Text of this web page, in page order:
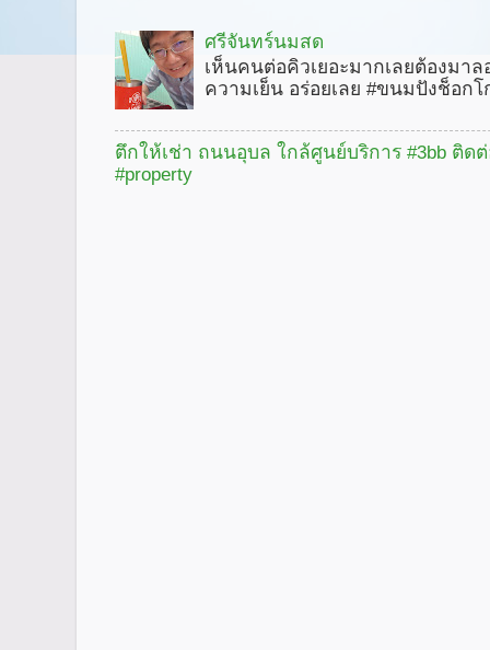
ศรีจันทร์นมสด
เห็นคนต่อคิวเยอะมากเลยต้องมา
ความเย็น อร่อยเลย #ขนมปังช็อก
ตึกให้เช่า ถนนอุบล ใกล้ศูนย์บริการ #3bb ติดต่
#property